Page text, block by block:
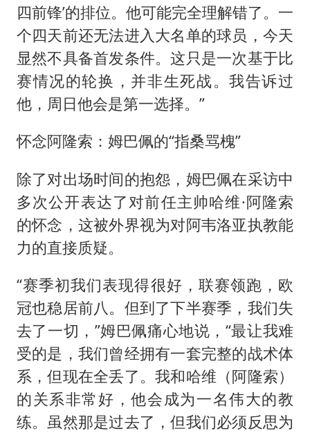
四前锋’的排位。他可能完全理解错了。一
个四天前还无法进入大名单的球员，今天
显然不具备首发条件。这只是一次基于比
赛情况的轮换，并非生死战。我告诉过
他，周日他会是第一选择。”
怀念阿隆索：姆巴佩的“指桑骂槐”
除了对出场时间的抱怨，姆巴佩在采访中
多次公开表达了对前任主帅哈维·阿隆索
的怀念，这被外界视为对阿韦洛亚执教能
力的直接质疑。
“赛季初我们表现得很好，联赛领跑，欧
冠也稳居前八。但到了下半赛季，我们失
去了一切，”姆巴佩痛心地说，“最让我难
受的是，我们曾经拥有一套完整的战术体
系，但现在全丢了。我和哈维（阿隆索）
的关系非常好，他会成为一名伟大的教
练。虽然那是过去了，但我们必须反思为